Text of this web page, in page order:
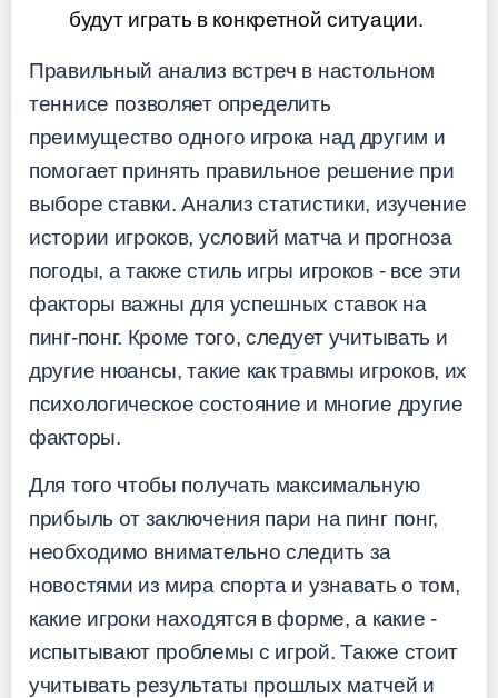
будут играть в конкретной ситуации.
Правильный анализ встреч в настольном
теннисе позволяет определить
преимущество одного игрока над другим и
помогает принять правильное решение при
выборе ставки. Анализ статистики, изучение
истории игроков, условий матча и прогноза
погоды, а также стиль игры игроков - все эти
факторы важны для успешных ставок на
пинг-понг. Кроме того, следует учитывать и
другие нюансы, такие как травмы игроков, их
психологическое состояние и многие другие
факторы.
Для того чтобы получать максимальную
прибыль от заключения пари на пинг понг,
необходимо внимательно следить за
новостями из мира спорта и узнавать о том,
какие игроки находятся в форме, а какие -
испытывают проблемы с игрой. Также стоит
учитывать результаты прошлых матчей и